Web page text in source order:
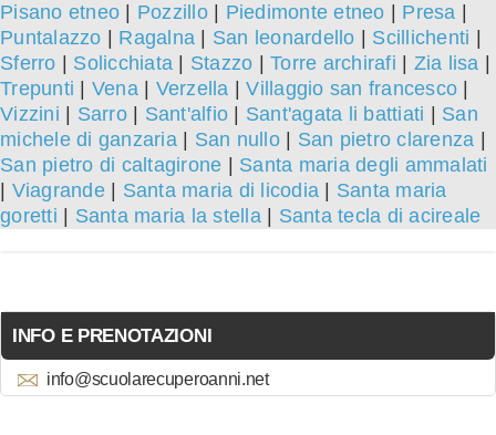
Pisano etneo
Pozzillo| Piedimonte etneo Presa
Puntalazzo
Ragalna San leonardello Scillichenti
Sferro
Solicchiata Stazzo Torre archirafi Zia lisa
Trepunti
Vena| Verzella |Villaggio san francesco
Vizzini
Sarro| Sant'alfio Sant'agata li battiati
San
michele di ganzaria| San nullo| San pietro clarenza
San pietro di caltagirone
Santa maria degli ammalati
Viagrande| Santa maria di licodia
Santa maria
goretti
Santa maria la stella| Santa tecla di acireale
INFO E PRENOTAZIONI
info@scuolarecuperoanni.net